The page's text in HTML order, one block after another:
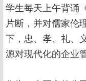
学生每天上午背诵
片断，并对儒家伦
下，忠、孝、礼、
源对现代化的企业